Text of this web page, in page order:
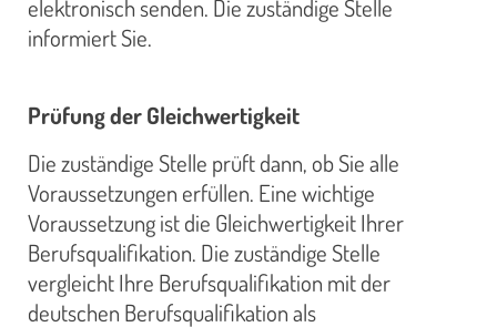
elektronisch senden. Die zuständige Stelle
informiert Sie.
Prüfung der Gleichwertigkeit
Die zuständige Stelle prüft dann, ob Sie alle
Voraussetzungen erfüllen. Eine wichtige
Voraussetzung ist die Gleichwertigkeit Ihrer
Berufsqualifikation. Die zuständige Stelle
vergleicht Ihre Berufsqualifikation mit der
deutschen Berufsqualifikation als